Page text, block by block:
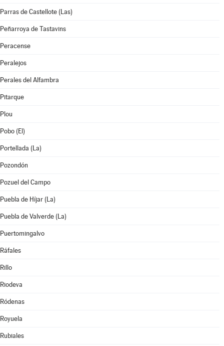
Parras de Castellote (Las)
Peñarroya de Tastavins
Peracense
Peralejos
Perales del Alfambra
Pitarque
Plou
Pobo (El)
Portellada (La)
Pozondón
Pozuel del Campo
Puebla de Híjar (La)
Puebla de Valverde (La)
Puertomingalvo
Ráfales
Rillo
Riodeva
Ródenas
Royuela
Rubiales